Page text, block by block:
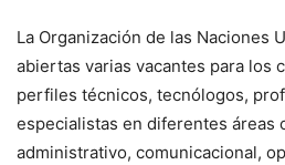
La Organización de las Naciones
abiertas varias vacantes para los
perfiles técnicos, tecnólogos,
especialistas en diferentes áreas
administrativo, comunicacional,